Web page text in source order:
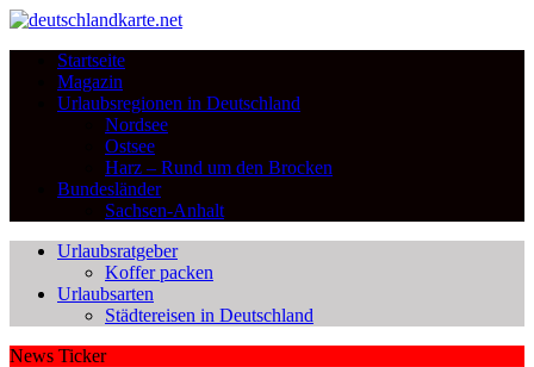
Startseite
Magazin
Urlaubsregionen in Deutschland
Nordsee
Ostsee
Harz – Rund um den Brocken
Bundesländer
Sachsen-Anhalt
Urlaubsratgeber
Koffer packen
Urlaubsarten
Städtereisen in Deutschland
News Ticker